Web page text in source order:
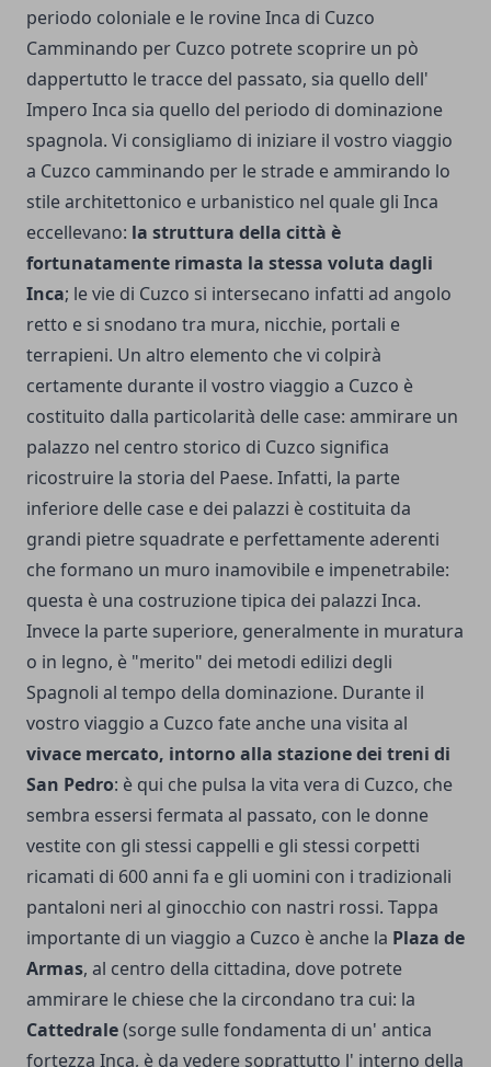
periodo coloniale e le rovine Inca di Cuzco
Camminando per Cuzco potrete scoprire un pò
dappertutto le tracce del passato, sia quello dell'
Impero Inca sia quello del periodo di dominazione
spagnola. Vi consigliamo di iniziare il vostro viaggio
a Cuzco camminando per le strade e ammirando lo
stile architettonico e urbanistico nel quale gli Inca
eccellevano: la struttura della città è
fortunatamente rimasta la stessa voluta dagli
Inca; le vie di Cuzco si intersecano infatti ad angolo
retto e si snodano tra mura, nicchie, portali e
terrapieni. Un altro elemento che vi colpirà
certamente durante il vostro viaggio a Cuzco è
costituito dalla particolarità delle case: ammirare un
palazzo nel centro storico di Cuzco significa
ricostruire la storia del Paese. Infatti, la parte
inferiore delle case e dei palazzi è costituita da
grandi pietre squadrate e perfettamente aderenti
che formano un muro inamovibile e impenetrabile:
questa è una costruzione tipica dei palazzi Inca.
Invece la parte superiore, generalmente in muratura
o in legno, è "merito" dei metodi edilizi degli
Spagnoli al tempo della dominazione. Durante il
vostro viaggio a Cuzco fate anche una visita al
vivace mercato, intorno alla stazione dei treni di
San Pedro: è qui che pulsa la vita vera di Cuzco, che
sembra essersi fermata al passato, con le donne
vestite con gli stessi cappelli e gli stessi corpetti
ricamati di 600 anni fa e gli uomini con i tradizionali
pantaloni neri al ginocchio con nastri rossi. Tappa
importante di un viaggio a Cuzco è anche la Plaza de
Armas, al centro della cittadina, dove potrete
ammirare le chiese che la circondano tra cui: la
Cattedrale(sorge sulle fondamenta di un' antica
fortezza Inca, è da vedere soprattutto l' interno della